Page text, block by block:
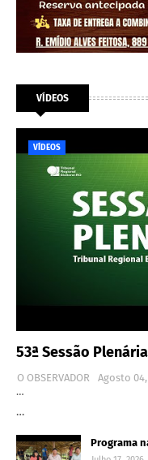
VÍDEOS
VÍDEOS
53ª Sessão
O OBSERVADOR
Agosto 04,
…
…
Programa